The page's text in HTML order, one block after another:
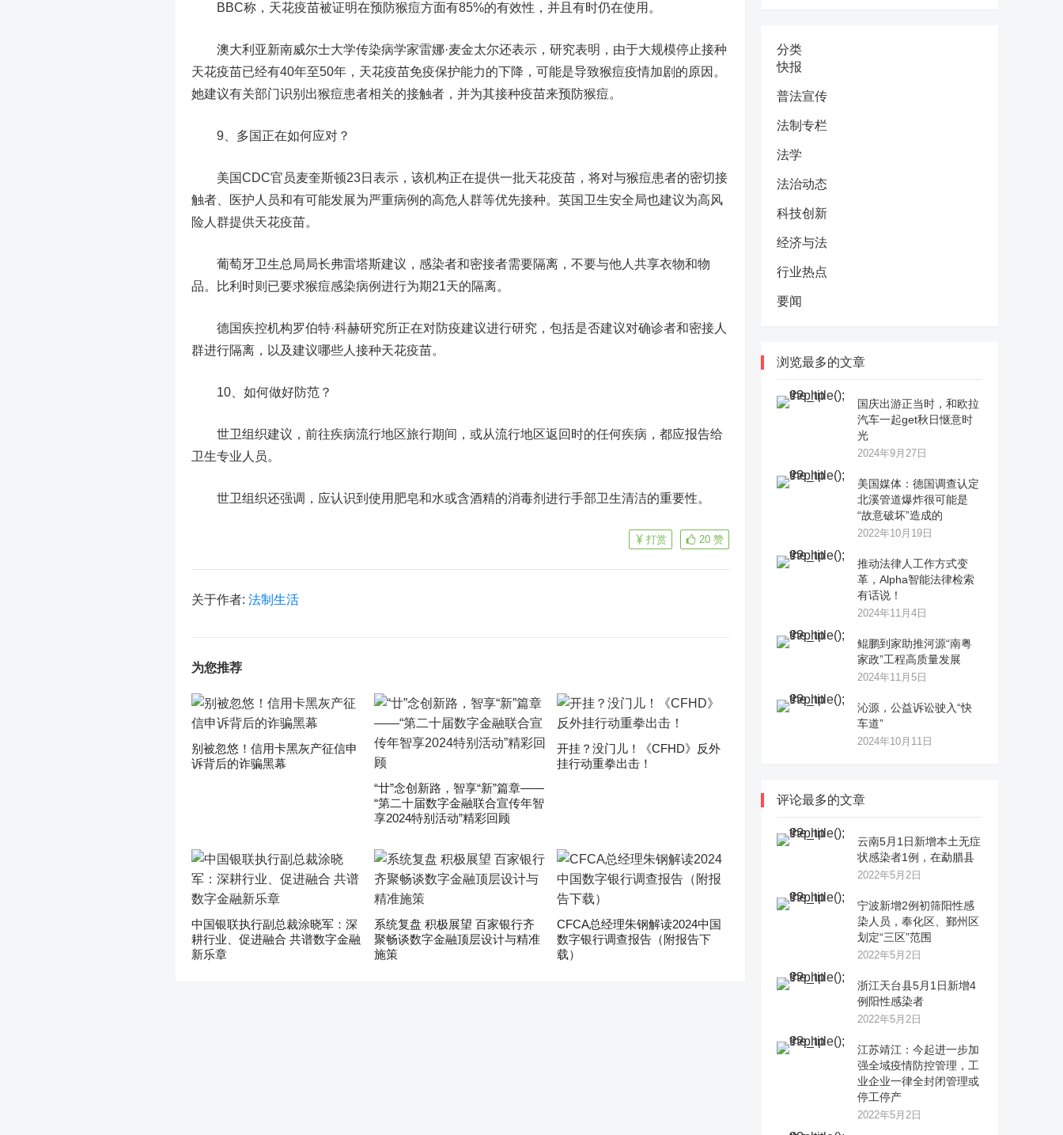
BBC称，天花疫苗被证明在预防猴痘方面有85%的有效性，并且有时仍在使用。
澳大利亚新南威尔士大学传染病学家雷娜·麦金太尔还表示，研究表明，由于大规模停止接种
天花疫苗已经有40年至50年，天花疫苗免疫保护能力的下降，可能是导致猴痘疫情加剧的原因。
她建议有关部门识别出猴痘患者相关的接触者，并为其接种疫苗来预防猴痘。
9、多国正在如何应对？
美国CDC官员麦奎斯顿23日表示，该机构正在提供一批天花疫苗，将对与猴痘患者的密切接
触者、医护人员和有可能发展为严重病例的高危人群等优先接种。英国卫生安全局也建议为高风
险人群提供天花疫苗。
葡萄牙卫生总局局长弗雷塔斯建议，感染者和密接者需要隔离，不要与他人共享衣物和物
品。比利时则已要求猴痘感染病例进行为期21天的隔离。
德国疾控机构罗伯特·科赫研究所正在对防疫建议进行研究，包括是否建议对确诊者和密接人
群进行隔离，以及建议哪些人接种天花疫苗。
10、如何做好防范？
世卫组织建议，前往疾病流行地区旅行期间，或从流行地区返回时的任何疾病，都应报告给
卫生专业人员。
世卫组织还强调，应认识到使用肥皂和水或含酒精的消毒剂进行手部卫生清洁的重要性。
20 赞
打赏
关于作者: 法制生活
为您推荐
别被忽悠！信用卡黑灰产征信申
诉背后的诈骗黑幕
“廿”念创新路，智享“新”篇章——
“第二十届数字金融联合宣传年智
享2024特别活动”精彩回顾
开挂？没门儿！《CFHD》反外
挂行动重拳出击！
中国银联执行副总裁涂晓军：深
耕行业、促进融合 共谱数字金融
新乐章
系统复盘 积极展望 百家银行齐
聚畅谈数字金融顶层设计与精准
施策
CFCA总经理朱钢解读2024中国
数字银行调查报告（附报告下
载）
分类
快报
普法宣传
法制专栏
法学
法治动态
科技创新
经济与法
行业热点
要闻
浏览最多的文章
国庆出游正当时，和欧拉
汽车一起get秋日惬意时
光
2024年9月27日
美国媒体：德国调查认定
北溪管道爆炸很可能是
“故意破坏”造成的
2022年10月19日
推动法律人工作方式变
革，Alpha智能法律检索
有话说！
2024年11月4日
鲲鹏到家助推河源“南粤
家政”工程高质量发展
2024年11月5日
沁源，公益诉讼驶入“快
车道”
2024年10月11日
评论最多的文章
云南5月1日新增本土无症
状感染者1例，在勐腊县
2022年5月2日
宁波新增2例初筛阳性感
染人员，奉化区、鄞州区
划定“三区”范围
2022年5月2日
浙江天台县5月1日新增4
例阳性感染者
2022年5月2日
江苏靖江：今起进一步加
强全域疫情防控管理，工
业企业一律全封闭管理或
停工停产
2022年5月2日